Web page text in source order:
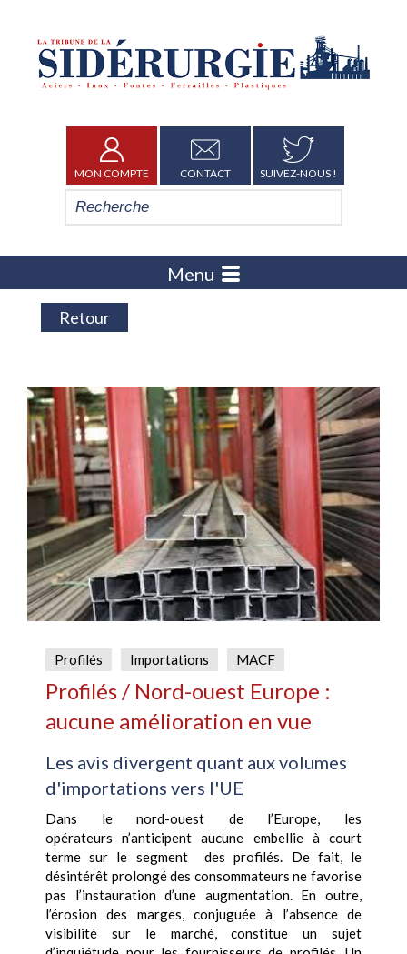
MON COMPTE CONTACT SUIVEZ-NOUS !
Menu
Retour
Profilés Importations MACF
Profilés / Nord-ouest Europe :
aucune amélioration en vue
Les avis divergent quant aux volumes
d'importations vers l'UE
Dans le nord-ouest de l’Europe, les
opérateurs n’anticipent aucune embellie à court
terme sur le segment des profilés. De fait, le
désintérêt prolongé des consommateurs ne favorise
pas l’instauration d’une augmentation. En outre,
l’érosion des marges, conjuguée à l’absence de
visibilité sur le marché, constitue un sujet